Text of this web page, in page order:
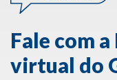
Fale com
virtual do